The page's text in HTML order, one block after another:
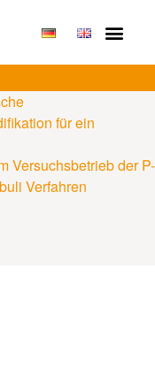
für ein
Versuchsbetrieb der P-
Verfahren